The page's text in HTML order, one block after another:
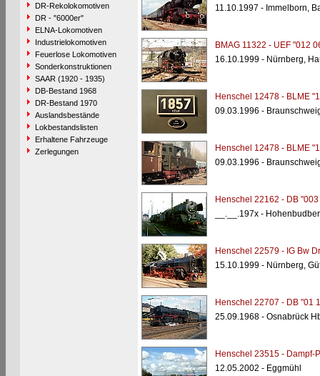
DR-Rekolokomotiven
DR - "6000er"
ELNA-Lokomotiven
Industrielokomotiven
Feuerlose Lokomotiven
Sonderkonstruktionen
SAAR (1920 - 1935)
DB-Bestand 1968
DR-Bestand 1970
Auslandsbestände
Lokbestandslisten
Erhaltene Fahrzeuge
Zerlegungen
11.10.1997 - Immelborn,
BMAG 11322 - UEF "012
16.10.1999 - Nürnberg,
Henschel 12478 - BLME
09.03.1996 -
Henschel 12478 - BLME
09.03.1996 -
Henschel 22162 - DB "003
__.__.197x -
Henschel 22579 - IG Bw
15.10.1999 - Nürnberg,
Henschel 22707 - DB "01
25.09.1968 - Osnabrück
Henschel 23515 - Dampf-
12.05.2002 - Eggmühl